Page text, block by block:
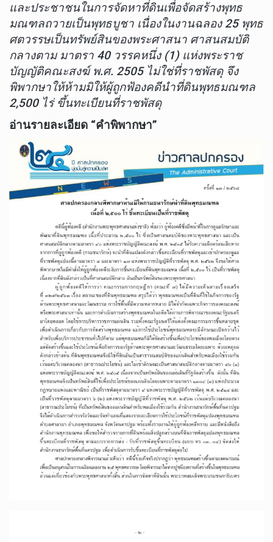
และประชาชนในการจัดหาที่ดินเพื่อจัดสร้างพุทธ
มณฑลถวายเป็นพุทธบูชา เนื่องในงานฉลอง 25 พุทธ
ศตวรรษเป็นทรัพย์สินของพระศาสนา ศาสนสมบัติ
กลางตาม มาตรา 40 วรรคหนึ่ง (1) แห่งพระราช
บัญญัติคณะสงฆ์ พ.ศ. 2505 ไม่ใช่ที่ราชพัสดุ จึง
พิพากษาให้ห้ามมิให้ผู้ถูกฟ้องคดีนำที่ดินพุทธมณฑล
2,500 ไร่ ขึ้นทะเบียนที่ราชพัสดุ
อ่านรายละเอียด “คำพิพากษา”